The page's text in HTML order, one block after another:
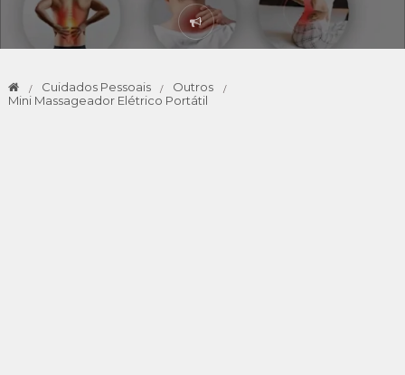
Cuidados Pessoais
Outros
Mini Massageador Elétrico Portátil